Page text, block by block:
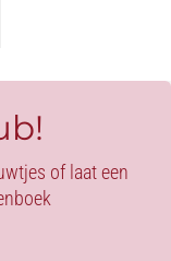
of laat een